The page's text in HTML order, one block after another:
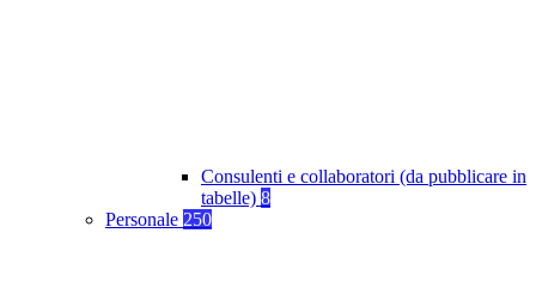
Consulenti e collaboratori (da pubblicare in
tabelle) 8
Personale 250